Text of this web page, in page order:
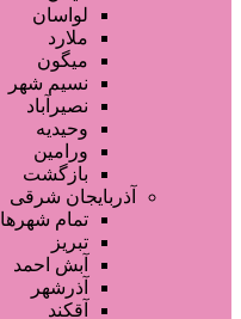
لواسان
ملارد
میگون
نسیم شهر
نصیرآباد
وحیدیه
ورامین
بازگشت
آذربایجان شرقی
تمام شهر‌ها
تبریز
آبش احمد
آذرشهر
آقکند
طراحی سایت
صفحه اختصاصی
لیست سایتهای تبلیغاتی
دسته‌بندی‌ها